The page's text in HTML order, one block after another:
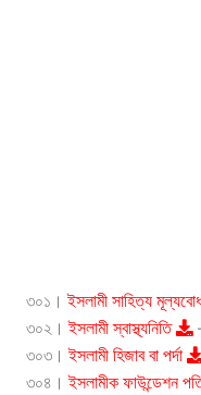
৩০১।ইসলামী সাহিত্য
৩০২।ইসলামী স্বাস্থ্যনিতি
৩০৩।ইসলামী হিজাব বা পর্দা
৩০৪।ইসলামীক ফাউন্ডেশন